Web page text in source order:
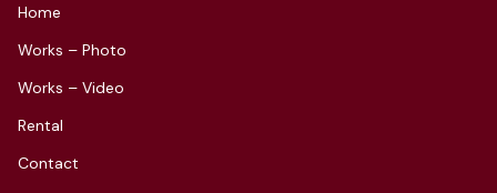
Home
Works – Photo
Works – Video
Rental
Contact